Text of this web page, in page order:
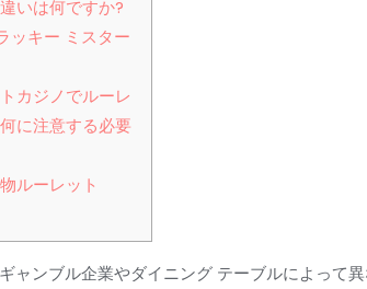
いは何ですか?
ッキー ミスター
カジノでルーレ
に注意する必要
ルーレット
ャンブル企業やダイニング テーブルによって